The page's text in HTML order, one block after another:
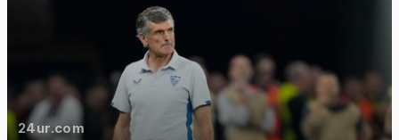
24ur.com